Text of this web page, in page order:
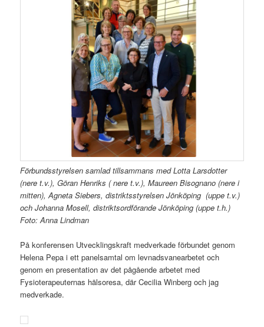
Förbundsstyrelsen samlad tillsammans med Lotta Larsdotter
(nere t.v.), Göran Henriks ( nere t.v.), Maureen Bisognano (nere i
mitten), Agneta Siebers, distriktsstyrelsen Jönköping (uppe t.v.)
och Johanna Mosell, distriktsordförande Jönköping (uppe t.h.)
Foto: Anna Lindman
På konferensen Utvecklingskraft medverkade förbundet genom
Helena Pepa i ett panelsamtal om levnadsvanearbetet och
genom en presentation av det pågående arbetet med
Fysioterapeuternas hälsoresa, där Cecilia Winberg och jag
medverkade.